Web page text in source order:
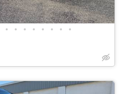
• • • • • • • •